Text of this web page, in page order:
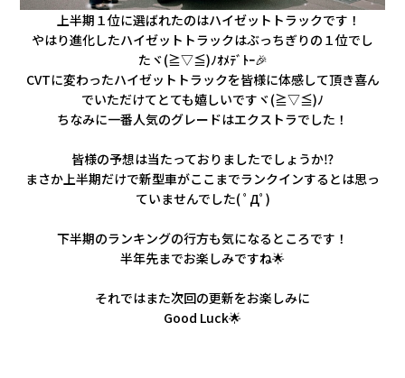
上半期１位に選ばれたのはハイゼットトラックです！
やはり進化したハイゼットトラックはぶっちぎりの１位でし
たヾ(≧▽≦)ﾉｵﾒﾃﾞﾄｰ🎉
CVTに変わったハイゼットトラックを皆様に体感して頂き喜ん
でいただけてとても嬉しいですヾ(≧▽≦)ﾉ
ちなみに一番人気のグレードはエクストラでした！
皆様の予想は当たっておりましたでしょうか⁉
まさか上半期だけで新型車がここまでランクインするとは思っ
ていませんでした( ﾟДﾟ)
下半期のランキングの行方も気になるところです！
半年先までお楽しみですね🌟
それではまた次回の更新をお楽しみに
Good Luck🌟